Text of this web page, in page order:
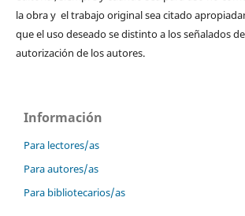
la obra y el trabajo original sea citado
que el uso deseado se distinto a los señalados
autorización de los autores.
Información
Para lectores/as
Para autores/as
Para bibliotecarios/as